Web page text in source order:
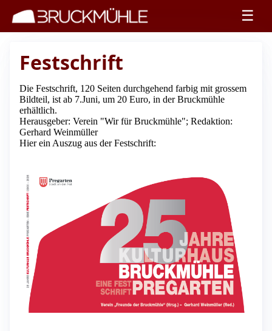
☰
Festschrift
Die Festschrift, 120 Seiten durchgehend farbig mit grossem
Bildteil, ist ab 7.Juni, um 20 Euro, in der Bruckmühle
erhältlich.
Herausgeber: Verein "Wir für Bruckmühle"; Redaktion:
Gerhard Weinmüller
Hier ein Auszug aus der Festschrift: